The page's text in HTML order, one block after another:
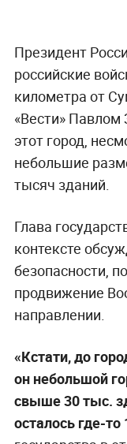
Президент
российские
километра от
«Вести»
этот город,
небольшие
тысяч зданий.
Глава
контексте
безопасности,
продвижение
направлении.
«Кстати, до
он небольшой
свыше 30 тыс.
осталось где-